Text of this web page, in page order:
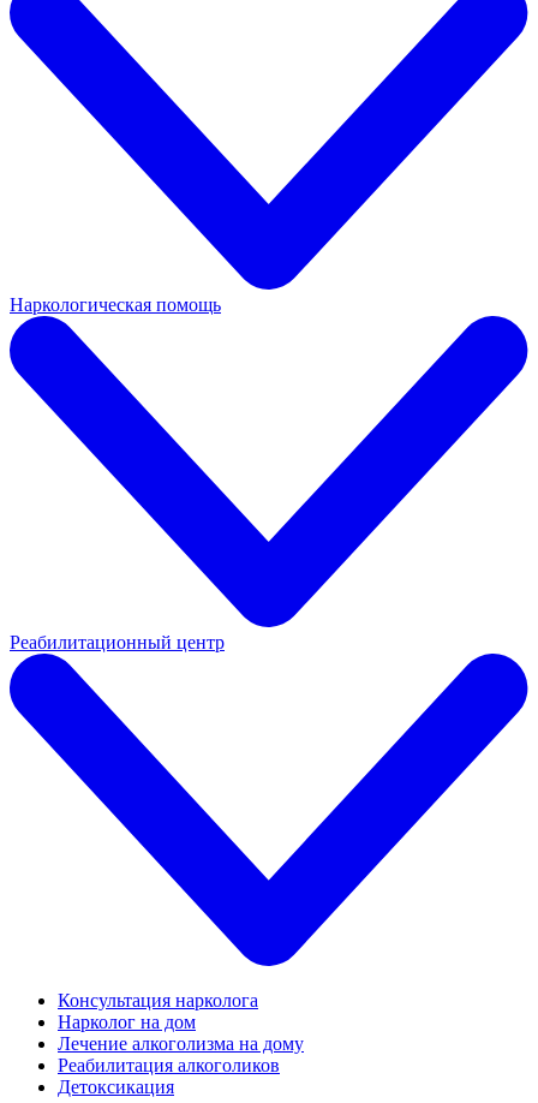
Наркологическая помощь
Реабилитационный центр
Консультация нарколога
Нарколог на дом
Лечение алкоголизма на дому
Реабилитация алкоголиков
Детоксикация